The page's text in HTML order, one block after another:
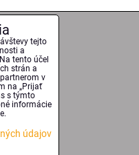
tejto
a
tento účel
strán a
v
na „Prijať
s týmto
informácie
údajov